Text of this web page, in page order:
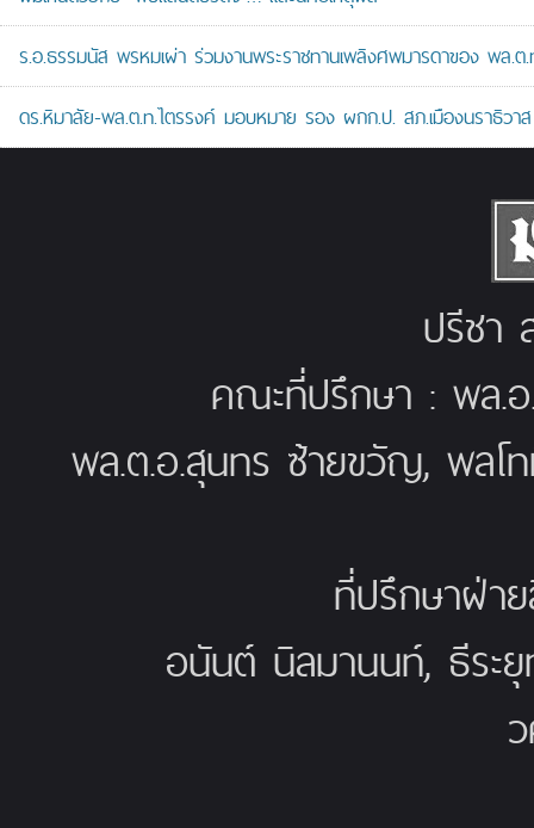
ร.อ.ธรรมนัส พรหมเผ่า ร่วมงานพระราชทานเพลิงศพมารดาของ พล.
ดร.หิมาลัย-พล.ต.ท.ไตรรงค์ มอบหมาย รอง ผกก.ป. สภ.เมืองนราธิว
ปรีชา
คณะที่ปรึกษา : พล.
พล.ต.อ.สุนทร ซ้ายขวัญ, พล
ที่ปรึกษาฝ่า
อนันต์ นิลมานนท์, ธีร